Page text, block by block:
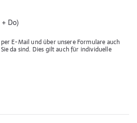
Do)
E-Mail und über unsere Formulare auch
da sind. Dies gilt auch für individuelle